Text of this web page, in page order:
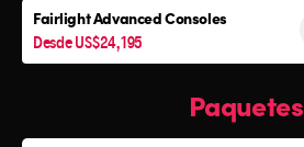
Fairlight Advanced Consoles
Desde US$24,195
Paquetes